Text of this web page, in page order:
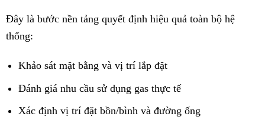
Đây là bước nền tảng quyết định hiệu quả toàn bộ hệ
thống:
Khảo sát mặt bằng và vị trí lắp đặt
Đánh giá nhu cầu sử dụng gas thực tế
Xác định vị trí đặt bồn/bình và đường ống